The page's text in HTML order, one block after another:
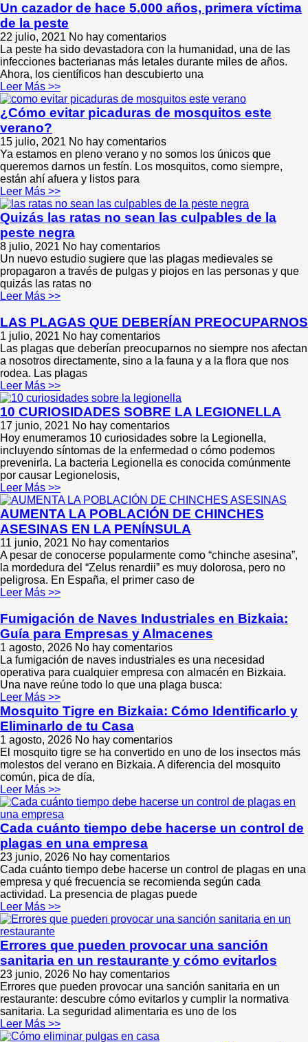
Un cazador de hace 5.000 años, primera víctima
de la peste
22 julio, 2021 No hay comentarios
La peste ha sido devastadora con la humanidad, una de las
infecciones bacterianas más letales durante miles de años.
Ahora, los científicos han descubierto una
Leer Más >>
¿Cómo evitar picaduras de mosquitos este
verano?
15 julio, 2021 No hay comentarios
Ya estamos en pleno verano y no somos los únicos que
queremos darnos un festín. Los mosquitos, como siempre,
están ahí afuera y listos para
Leer Más >>
Quizás las ratas no sean las culpables de la
peste negra
8 julio, 2021 No hay comentarios
Un nuevo estudio sugiere que las plagas medievales se
propagaron a través de pulgas y piojos en las personas y que
quizás las ratas no
Leer Más >>
LAS PLAGAS QUE DEBERÍAN PREOCUPARNOS
1 julio, 2021 No hay comentarios
Las plagas que deberían preocuparnos no siempre nos afectan
a nosotros directamente, sino a la fauna y a la flora que nos
rodea. Las plagas
Leer Más >>
10 CURIOSIDADES SOBRE LA LEGIONELLA
17 junio, 2021 No hay comentarios
Hoy enumeramos 10 curiosidades sobre la Legionella,
incluyendo síntomas de la enfermedad o cómo podemos
prevenirla. La bacteria Legionella es conocida comúnmente
por causar Legionelosis,
Leer Más >>
AUMENTA LA POBLACIÓN DE CHINCHES
ASESINAS EN LA PENÍNSULA
11 junio, 2021 No hay comentarios
A pesar de conocerse popularmente como “chinche asesina”,
la mordedura del “Zelus renardii” es muy dolorosa, pero no
peligrosa. En España, el primer caso de
Leer Más >>
Fumigación de Naves Industriales en Bizkaia:
Guía para Empresas y Almacenes
1 agosto, 2026 No hay comentarios
La fumigación de naves industriales es una necesidad
operativa para cualquier empresa con almacén en Bizkaia.
Una nave reúne todo lo que una plaga busca:
Leer Más >>
Mosquito Tigre en Bizkaia: Cómo Identificarlo y
Eliminarlo de tu Casa
1 agosto, 2026 No hay comentarios
El mosquito tigre se ha convertido en uno de los insectos más
molestos del verano en Bizkaia. A diferencia del mosquito
común, pica de día,
Leer Más >>
Cada cuánto tiempo debe hacerse un control de
plagas en una empresa
23 junio, 2026 No hay comentarios
Cada cuánto tiempo debe hacerse un control de plagas en una
empresa y qué frecuencia se recomienda según cada
actividad. La presencia de plagas puede
Leer Más >>
Errores que pueden provocar una sanción
sanitaria en un restaurante y cómo evitarlos
23 junio, 2026 No hay comentarios
Errores que pueden provocar una sanción sanitaria en un
restaurante: descubre cómo evitarlos y cumplir la normativa
sanitaria. La seguridad alimentaria es uno de los
Leer Más >>